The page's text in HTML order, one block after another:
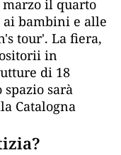
marzo il quarto
ai bambini e alle
tour'. La fiera,
in
di 18
sarà
Catalogna